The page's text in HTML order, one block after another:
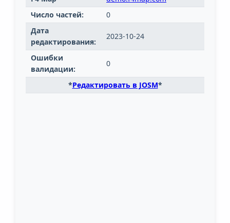
Число частей:
0
Дата
редактирования:
2023-10-24
Ошибки
валидации:
0
*Редактировать в JOSM*